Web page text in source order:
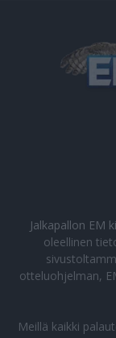
Jalkapallon EM
oleellinen
otteluohjelman,
Meillä kaikki